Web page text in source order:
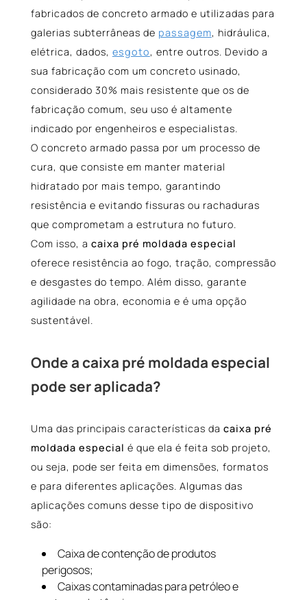
fabricados de concreto armado e utilizadas para
galerias subterrâneas de passagem, hidráulica,
elétrica, dados, esgoto, entre outros. Devido a
sua fabricação com um concreto usinado,
considerado 30% mais resistente que os de
fabricação comum, seu uso é altamente
indicado por engenheiros e especialistas.
O concreto armado passa por um processo de
cura, que consiste em manter material
hidratado por mais tempo, garantindo
resistência e evitando fissuras ou rachaduras
que comprometam a estrutura no futuro.
Com isso, a caixa pré moldada especial
oferece resistência ao fogo, tração, compressão
e desgastes do tempo. Além disso, garante
agilidade na obra, economia e é uma opção
sustentável.
Onde a caixa pré moldada especial
pode ser aplicada?
Uma das principais características da caixa pré
moldada especial é que ela é feita sob projeto,
ou seja, pode ser feita em dimensões, formatos
e para diferentes aplicações. Algumas das
aplicações comuns desse tipo de dispositivo
são:
Caixa de contenção de produtos
perigosos;
Caixas contaminadas para petróleo e